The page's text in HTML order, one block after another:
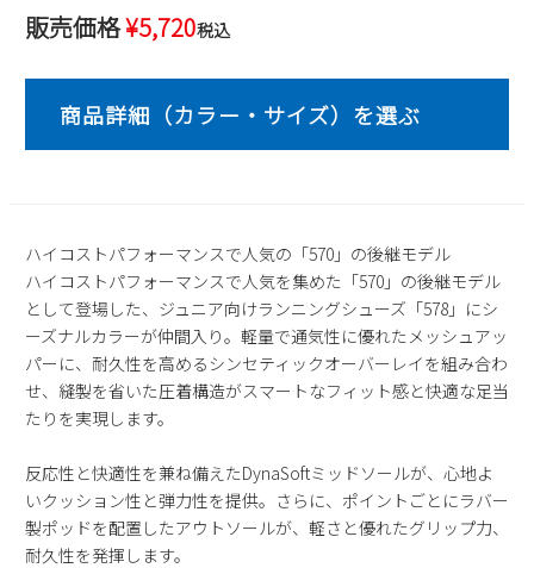
new balance
営業日カレンダー
休業日 お問い合わせ窓口休業日
2
3 4 5 6 7
9
10 12 13 14
16
17 18 19 20 21
22
23
24 25 26 27 28
29
30
31
日 月 火 水 木 金
土
1
2 3 4
5
6
販売価格¥5,720税込
ハイコストパフォーマンスで人気の「570」の後継モデル
ハイコストパフォーマンスで人気を集めた「570」の後継モデル
として登場した、ジュニア向けランニングシューズ「578」にシ
ーズナルカラーが仲間入り。軽量で通気性に優れたメッシュアッ
パーに、耐久性を高めるシンセティックオーバーレイを組み合わ
せ、縫製を省いた圧着構造がスマートなフィット感と快適な足当
たりを実現します。
反応性と快適性を兼ね備えたDynaSoftミッドソールが、心地よ
いクッション性と弾力性を提供。さらに、ポイントごとにラバー
製ポッドを配置したアウトソールが、軽さと優れたグリップ力、
耐久性を発揮します。